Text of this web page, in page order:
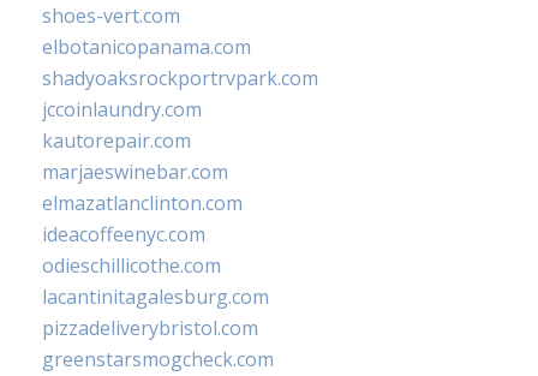
shoes-vert.com
elbotanicopanama.com
shadyoaksrockportrvpark.com
jccoinlaundry.com
kautorepair.com
marjaeswinebar.com
elmazatlanclinton.com
ideacoffeenyc.com
odieschillicothe.com
lacantinitagalesburg.com
pizzadeliverybristol.com
greenstarsmogcheck.com